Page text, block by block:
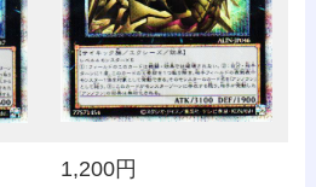
1,200円